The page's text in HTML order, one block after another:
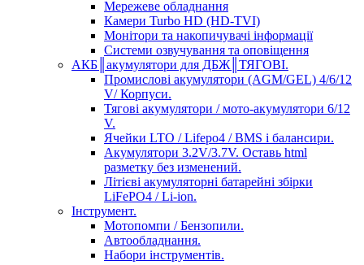
Мережеве обладнання
Камери Turbo HD (HD-TVI)
Монітори та накопичувачі інформації
Системи озвучування та оповіщення
АКБ║акумулятори для ДБЖ║ТЯГОВІ.
Промислові акумулятори (AGM/GEL) 4/6/12
V/ Корпуси.
Тягові акумулятори / мото-акумулятори 6/12
V.
Ячейки LTO / Lifepo4 / BMS і балансири.
Акумулятори 3.2V/3.7V. Оставь html
разметку без изменений.
Літієві акумуляторні батарейні збірки
LiFePO4 / Li-ion.
Інструмент.
Мотопомпи / Бензопили.
Автообладнання.
Набори інструментів.